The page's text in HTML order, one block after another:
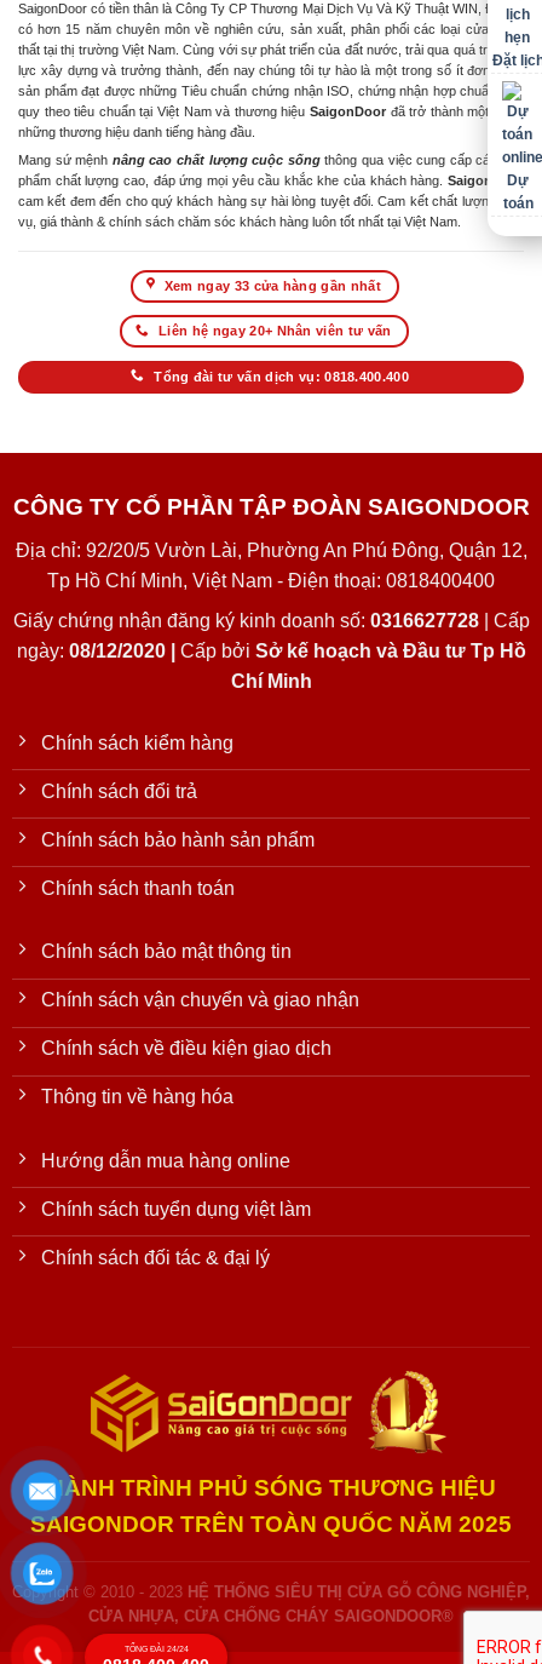
SaigonDoor có tiền thân là Công Ty CP Thương Mại Dịch Vụ Và Kỹ Thuật WIN, Đơn vị
có hơn 15 năm chuyên môn về nghiên cứu, sản xuất, phân phối các loại cửa & nội
thất tại thị trường Việt Nam. Cùng với sự phát triển của đất nước, trải qua quá trình nỗ
lực xây dựng và trưởng thành, đến nay chúng tôi tự hào là một trong số ít đơn vị có
sản phẩm đạt được những Tiêu chuẩn chứng nhận ISO, chứng nhận hợp chuẩn hợp
quy theo tiêu chuẩn tại Việt Nam và thương hiệu SaigonDoor đã trở thành một trong
những thương hiệu danh tiếng hàng đầu.
Mang sứ mệnh nâng cao chất lượng cuộc sốngthông qua việc cung cấp các sản
phẩm chất lượng cao, đáp ứng mọi yêu cầu khắc khe của khách hàng. SaigonDoor
cam kết đem đến cho quý khách hàng sự hài lòng tuyệt đối. Cam kết chất lượng dịch
vụ, giá thành & chính sách chăm sóc khách hàng luôn tốt nhất tại Việt Nam.
Xem ngay 33 cửa hàng gần nhất
Liên hệ ngay 20+ Nhân viên tư vấn
Tổng đài tư vấn dịch vụ: 0818.400.400
CÔNG TY CỔ PHẦN TẬP ĐOÀN SAIGONDOOR
Địa chỉ: 92/20/5 Vườn Lài, Phường An Phú Đông, Quận 12,
Tp Hồ Chí Minh, Việt Nam - Điện thoại: 0818400400
Giấy chứng nhận đăng ký kinh doanh số: 0316627728| Cấp
ngày: 08/12/2020 | Cấp bởi Sở kế hoạch và Đầu tư Tp Hồ
Chí Minh
Chính sách kiểm hàng
Chính sách đổi trả
Chính sách bảo hành sản phẩm
Chính sách thanh toán
Chính sách bảo mật thông tin
Chính sách vận chuyển và giao nhận
Chính sách về điều kiện giao dịch
Thông tin về hàng hóa
Hướng dẫn mua hàng online
Chính sách tuyển dụng việt làm
Chính sách đối tác & đại lý
HÀNH TRÌNH PHỦ SÓNG THƯƠNG HIỆU
SAIGONDOR TRÊN TOÀN QUỐC NĂM 2025
Copyright © 2010 - 2023 HỆ THỐNG SIÊU THỊ CỬA GỖ CÔNG NGHIỆP,
CỬA NHỰA, CỬA CHỐNG CHÁY SAIGONDOOR®
TỔNG ĐÀI 24/24
Đặt
Dự
toán